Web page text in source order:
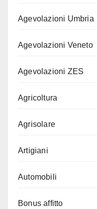
Agevolazioni Umbria
Agevolazioni Veneto
Agevolazioni ZES
Agricoltura
Agrisolare
Artigiani
Automobili
Bonus affitto